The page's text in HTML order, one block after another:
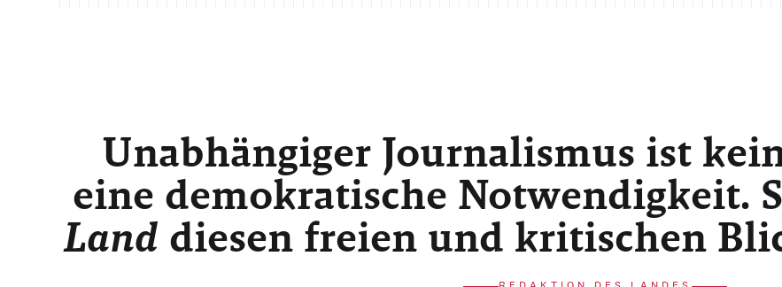
Unabhängiger Journalismus ist
eine demokratische Notwendigkeit.
Land diesen freien und kritischen